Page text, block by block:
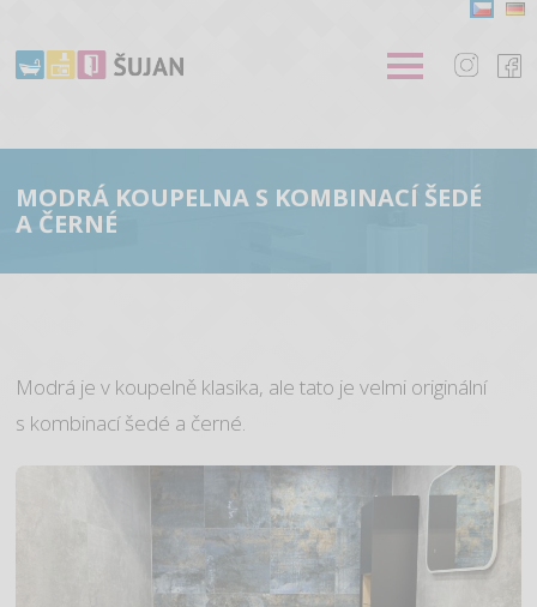
MODRÁ KOUPELNA S KOMBINACÍ ŠEDÉ
A ČERNÉ
Modrá je v koupelně klasika, ale tato je velmi originální
s kombinací šedé a černé.